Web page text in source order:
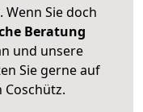
Wenn Sie doch
Beratung
und unsere
Sie gerne auf
Coschütz.